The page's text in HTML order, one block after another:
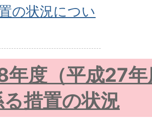
の状況につい
年度（平成27
措置の状況